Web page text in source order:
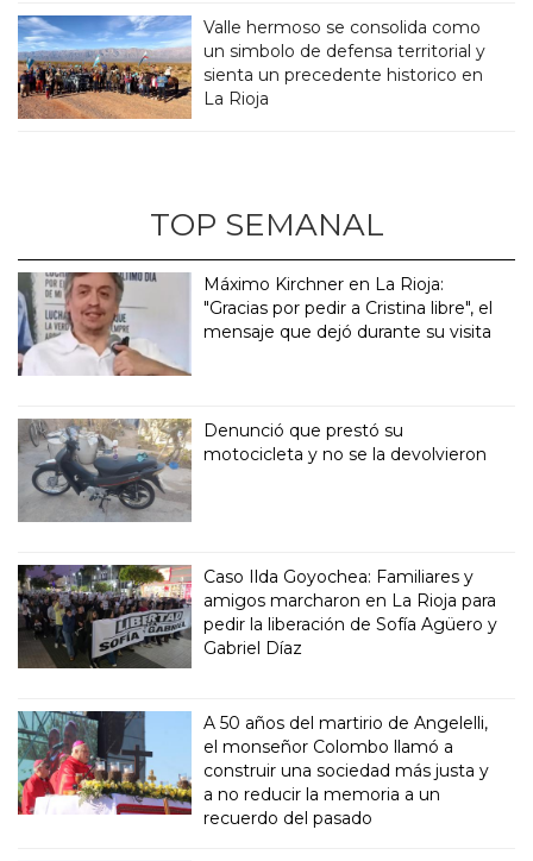
Valle hermoso se consolida como
un simbolo de defensa territorial y
sienta un precedente historico en
La Rioja
TOP SEMANAL
Máximo Kirchner en La Rioja:
"Gracias por pedir a Cristina libre", el
mensaje que dejó durante su visita
Denunció que prestó su
motocicleta y no se la devolvieron
Caso Ilda Goyochea: Familiares y
amigos marcharon en La Rioja para
pedir la liberación de Sofía Agüero y
Gabriel Díaz
A 50 años del martirio de Angelelli,
el monseñor Colombo llamó a
construir una sociedad más justa y
a no reducir la memoria a un
recuerdo del pasado